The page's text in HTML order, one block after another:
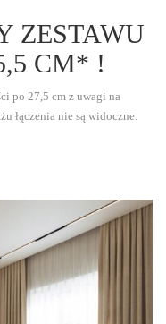
ZESTAWU
CM* !
po 27,5 cm z uwagi na
łączenia nie są widoczne.